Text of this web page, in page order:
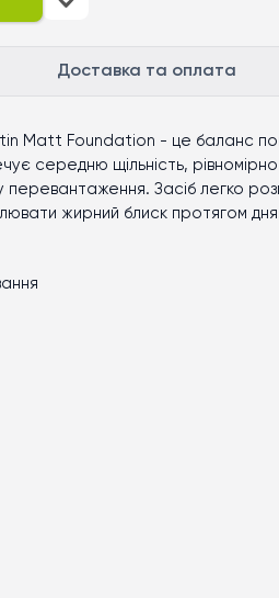
Доставка та оплата
Matt Foundation - це баланс
середню щільність, рівномірно
Засіб легко
жирний блиск протягом